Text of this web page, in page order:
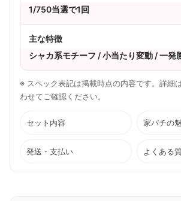
1/750当選で1回
主な特徴
シャカ系モチーフ / 小当たり変動 / 一発
※ スペック表記は掲載時点の内容です。詳細
わせてご確認ください。
セット内容 家パチの
発送・支払い よくある